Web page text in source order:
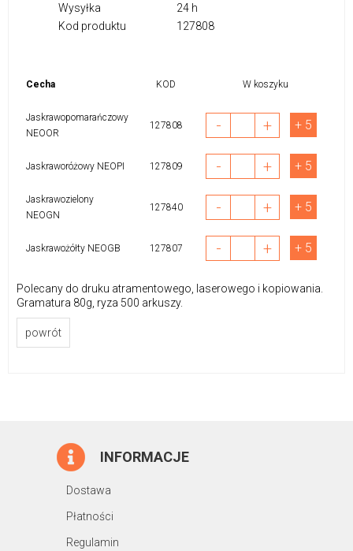
Wysyłka
24 h
Kod produktu
127808
Cecha KOD W koszyku
Jaskrawopomarańczowy
NEOOR
127808 - + + 5
Jaskraworóżowy NEOPI 127809 - + + 5
Jaskrawozielony
NEOGN
127840 - + + 5
Jaskrawożółty NEOGB 127807 - + + 5
Polecany do druku atramentowego, laserowego i kopiowania.
Gramatura 80g, ryza 500 arkuszy.
powrót
INFORMACJE
Dostawa
Płatności
Regulamin